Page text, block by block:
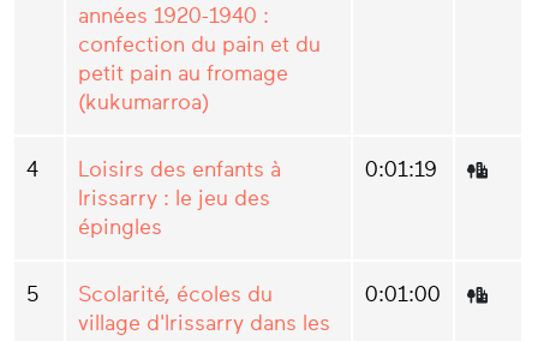
années 1920-1940 :
confection du pain et du
petit pain au fromage
(kukumarroa)
4
Loisirs des enfants à
Irissarry : le jeu des
épingles
0:01:19
5
Scolarité, écoles du
village d'Irissarry dans les
0:01:00